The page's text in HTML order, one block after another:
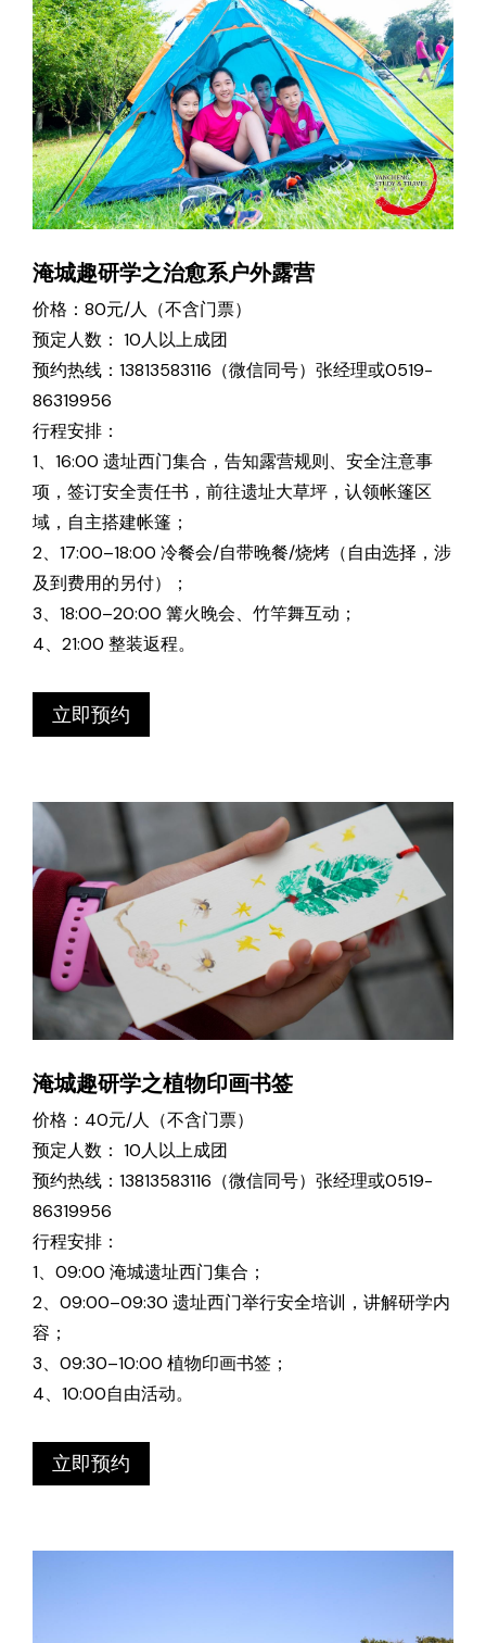
淹城趣研学之治愈系户外露营
价格：80元/人（不含门票）
预定人数： 10人以上成团
预约热线：13813583116（微信同号）张经理或0519-
86319956
行程安排：
1、16:00 遗址西门集合，告知露营规则、安全注意事
项，签订安全责任书，前往遗址大草坪，认领帐篷区
域，自主搭建帐篷；
2、17:00–18:00 冷餐会/自带晚餐/烧烤（自由选择，涉
及到费用的另付）；
3、18:00–20:00 篝火晚会、竹竿舞互动；
4、21:00 整装返程。
立即预约
淹城趣研学之植物印画书签
价格：40元/人（不含门票）
预定人数： 10人以上成团
预约热线：13813583116（微信同号）张经理或0519-
86319956
行程安排：
1、09:00 淹城遗址西门集合；
2、09:00–09:30 遗址西门举行安全培训，讲解研学内
容；
3、09:30–10:00 植物印画书签；
4、10:00自由活动。
立即预约